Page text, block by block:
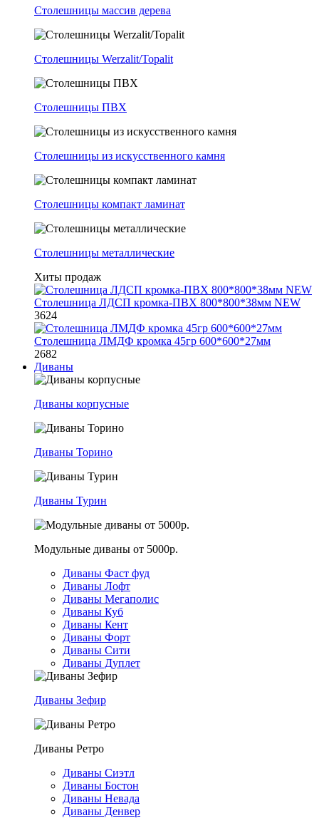
Столешницы массив дерева
Столешницы Werzalit/Topalit
Столешницы ПВХ
Столешницы из искусственного камня
Столешницы компакт ламинат
Столешницы металлические
Хиты продаж
Столешница ЛДСП кромка-ПВХ 800*800*38мм NEW
3624
Столешница ЛМДФ кромка 45гр 600*600*27мм
2682
Диваны
Диваны корпусные
Диваны Торино
Диваны Турин
Модульные диваны от 5000р.
Диваны Фаст фуд
Диваны Лофт
Диваны Мегаполис
Диваны Куб
Диваны Кент
Диваны Форт
Диваны Сити
Диваны Дуплет
Диваны Зефир
Диваны Ретро
Диваны Сиэтл
Диваны Бостон
Диваны Невада
Диваны Денвер